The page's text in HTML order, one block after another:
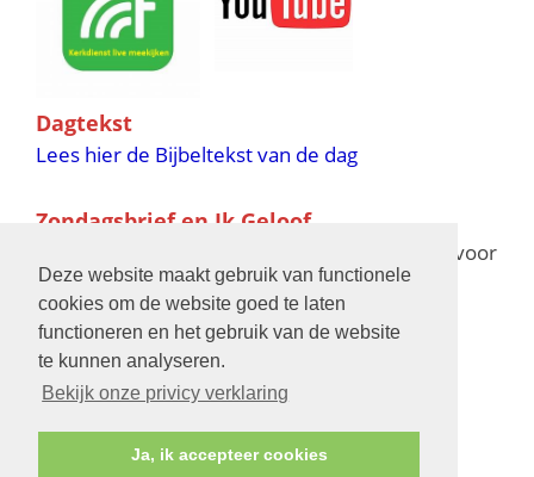
Deze website maakt gebruik van functionele
cookies om de website goed te laten
functioneren en het gebruik van de website
te kunnen analyseren.
Bekijk onze privicy verklaring
Ja, ik accepteer cookies
Dagtekst
Lees hier de Bijbeltekst van de dag
Zondagsbrief en Ik Geloof
voor
de verschijningsdata in 2025 en 2026
Bijbelschool